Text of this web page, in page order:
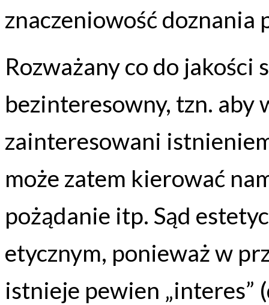
znaczeniowość doznania
Rozważany co do jakości
bezinteresowny, tzn. aby
zainteresowani
może zatem kierować
pożądanie itp. Sąd
etycznym, ponieważ w
istnieje pewien „interes”